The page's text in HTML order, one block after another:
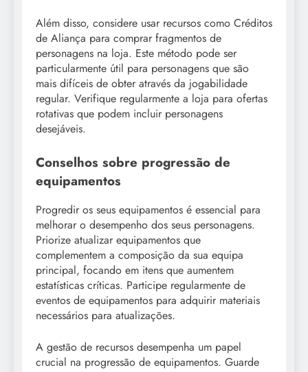
Além disso, considere usar recursos como Créditos
de Aliança para comprar fragmentos de
personagens na loja. Este método pode ser
particularmente útil para personagens que são
mais difíceis de obter através da jogabilidade
regular. Verifique regularmente a loja para ofertas
rotativas que podem incluir personagens
desejáveis.
Conselhos sobre progressão de
equipamentos
Progredir os seus equipamentos é essencial para
melhorar o desempenho dos seus personagens.
Priorize atualizar equipamentos que
complementem a composição da sua equipa
principal, focando em itens que aumentem
estatísticas críticas. Participe regularmente de
eventos de equipamentos para adquirir materiais
necessários para atualizações.
A gestão de recursos desempenha um papel
crucial na progressão de equipamentos. Guarde